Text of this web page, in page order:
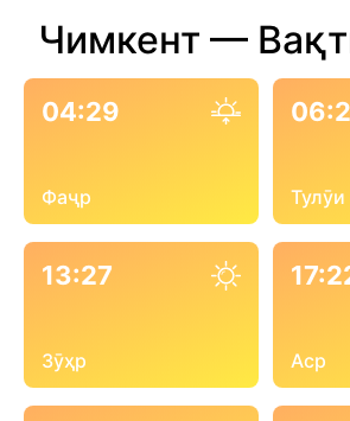
Чимкент —
04:29
Фаҷр
13:27
Зӯҳр Аср